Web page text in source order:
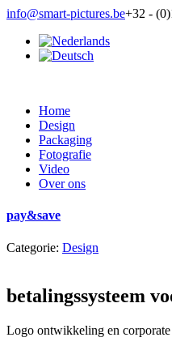
info@smart-pictures.be+32 -
Home
Design
Packaging
Fotografie
Video
Over ons
pay&save
Categorie: Design
betalingssysteem
Logo ontwikkeling en corporate